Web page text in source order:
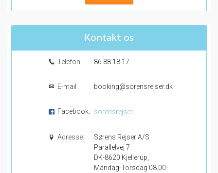
Kontakt os
Telefon: 86 88 18 17
E-mail: booking@sorensrejser.dk
Facebook: sorensrejser
Adresse:
Sørens Rejser A/S
Parallelvej 7
DK-8620 Kjellerup,
Mandag-Torsdag 08.00-